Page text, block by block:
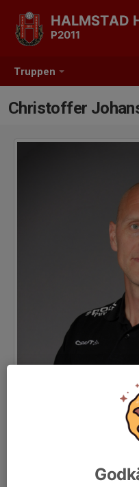
Truppen
HALMSTAD
P2011
Christoffer